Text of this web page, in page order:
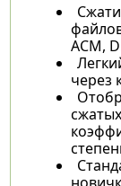
файлов
ACM,
через